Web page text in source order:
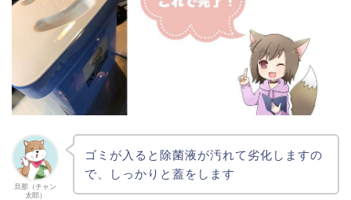
旦那（チャン
太郎）
ゴミが入ると除菌液が汚れて劣化しますの
で、しっかりと蓋をします